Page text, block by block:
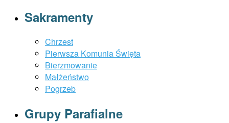
Sakramenty
Chrzest
Pierwsza Komunia Święta
Bierzmowanie
Małżeństwo
Pogrzeb
Grupy Parafialne